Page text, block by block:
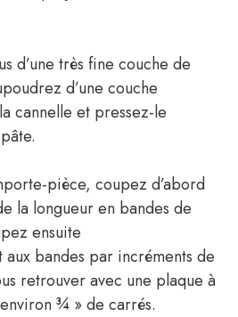
d’une très fine couche de
d’une couche
cannelle et pressez-le
pièce, coupez d’abord
la longueur en bandes de
ensuite
bandes par incréments de
retrouver avec une plaque à
¾ » de carrés.